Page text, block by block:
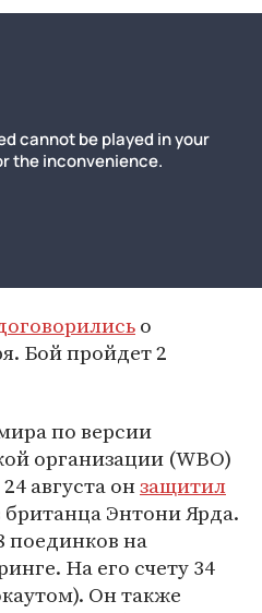
о
Бой пройдет 2
по версии
организации (WBO)
августа онзащитил
британца Энтони Ярда.
поединков на
На его счету 34
Он также